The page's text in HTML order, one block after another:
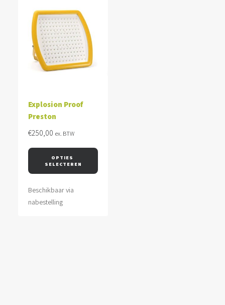
Explosion Proof
Preston
€250,00 ex. BTW
OPTIES
SELECTEREN
Beschikbaar via
nabestelling